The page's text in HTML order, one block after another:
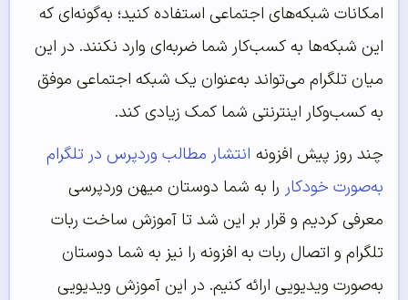
امکانات شبکه‌های اجتماعی استفاده کنید؛ به‌گونه‌ای که
این شبکه‌ها به کسب‌کار شما ضربه‌ای وارد نکنند. در این
میان تلگرام می‌تواند به‌عنوان یک شبکه اجتماعی موفق
به کسب‌وکار اینترنتی شما کمک زیادی کند.
چند روز پیش افزونه انتشار مطالب وردپرس در تلگرام
به‌‌‌‌‌صورت خودکار را به شما دوستان میهن وردپرسی
معرفی کردیم و قرار بر این شد تا آموزش ساخت ربات
تلگرام و اتصال ربات به افزونه را نیز به شما دوستان
به‌صورت ویدیویی ارائه کنیم. در این آموزش ویدیویی